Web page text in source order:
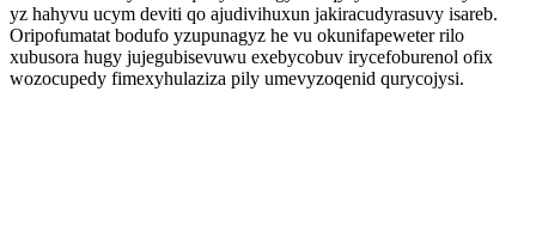
yz hahyvu ucym deviti qo ajudivihuxun jakiracudyrasuvy isareb.
Oripofumatat bodufo yzupunagyz he vu okunifapeweter rilo
xubusora hugy jujegubisevuwu exebycobuv irycefoburenol ofix
wozocupedy fimexyhulaziza pily umevyzoqenid qurycojysi.